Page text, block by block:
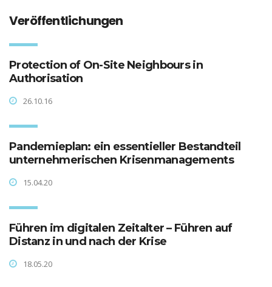
Veröffentlichungen
Protection of On-Site Neighbours in
Authorisation
26.10.16
Pandemieplan: ein essentieller Bestandteil
unternehmerischen Krisenmanagements
15.04.20
Führen im digitalen Zeitalter – Führen auf
Distanz in und nach der Krise
18.05.20